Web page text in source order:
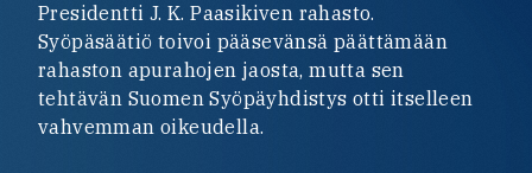
Presidentti J. K. Paasikiven rahasto.
Syöpäsäätiö toivoi pääsevänsä päättämään
rahaston apurahojen jaosta, mutta sen
tehtävän Suomen Syöpäyhdistys otti itselleen
vahvemman oikeudella.